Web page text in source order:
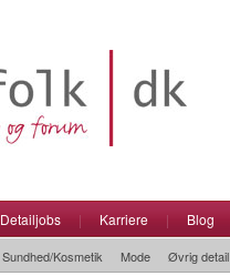
Detailjobs | Karriere | Blog
Sundhed/Kosmetik Mode Øvrig detail